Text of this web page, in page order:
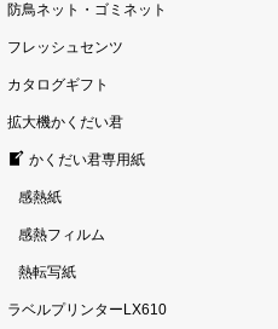
防鳥ネット・ゴミネット
フレッシュセンツ
カタログギフト
拡大機かくだい君
かくだい君専用紙
感熱紙
感熱フィルム
熱転写紙
ラベルプリンターLX610